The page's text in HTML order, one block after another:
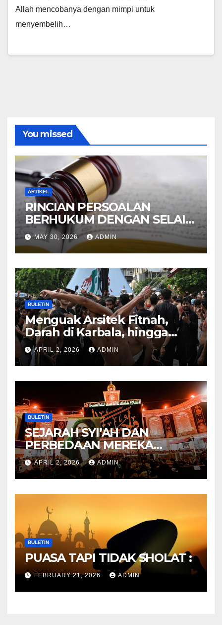
Allah mencobanya dengan mimpi untuk
menyembelih…
You missed
ARTIKEL
RINCIAN PERSOALAN
BERHUKUM DENGAN SELAIN
HUKUM ALLAH DALAM
KITAB AT-TAMHID SYARAH
KITAB AT-TAUHID
MAY 30, 2026 ADMIN
BULETIN
Menguak Arsitek Fitnah,
Darah di Karbala, hingga
Lahirnya Sekte-sekte serta
Mitos Imam Gaib
APRIL 2, 2026 ADMIN
BULETIN
SEJARAH SYI’AH DAN
PERBEDAAN MEREKA
ANTARA DULU DAN
SEKARANG
APRIL 2, 2026 ADMIN
BULETIN
PUASA TAPI TIDAK SHOLAT :
FEBRUARY 21, 2026 ADMIN